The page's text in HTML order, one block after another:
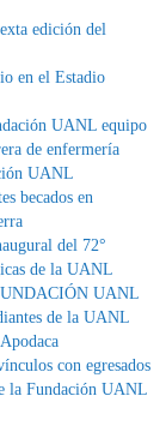
edición del
en el Estadio
UANL equipo
de enfermería
UANL
becados en
del 72°
de la UANL
UANL
de la UANL
con egresados
la Fundación UANL